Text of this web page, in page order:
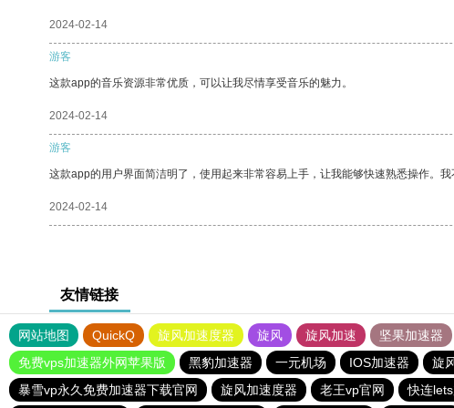
2024-02-14
游客
这款app的音乐资源非常优质，可以让我尽情享受音乐的魅力。
2024-02-14
游客
这款app的用户界面简洁明了，使用起来非常容易上手，让我能够快速熟悉操作。
2024-02-14
友情链接
网站地图 QuickQ 旋风加速度器 旋风 旋风加速 坚果加速器
免费vps加速器外网苹果版
黑豹加速器 一元机场 IOS加速器 旋
暴雪vp永久免费加速器下载官网
旋风加速度器 老王vp官网 快连